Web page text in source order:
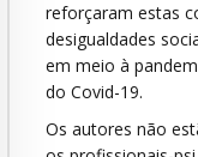
reforçaram estas
desigualdades
em meio à
do Covid-19.
Os autores não